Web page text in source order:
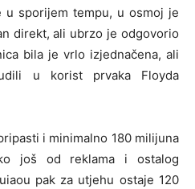
sporijem tempu, u osmoj je
direkt, ali ubrzo je odgovorio
bila je vrlo izjednačena, ali
u korist prvaka Floyda
i minimalno 180 milijuna
još od reklama i ostalog
pak za utjehu ostaje 120